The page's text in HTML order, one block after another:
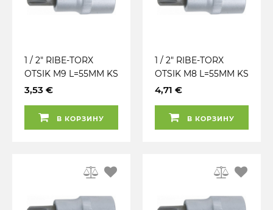
1 / 2" RIBE-TORX
OTSIK M9 L=55MM KS
TOOLS
3,53 €
В КОРЗИНУ
1 / 2" RIBE-TORX
OTSIK M8 L=55MM KS
TOOLS
4,71 €
В КОРЗИНУ